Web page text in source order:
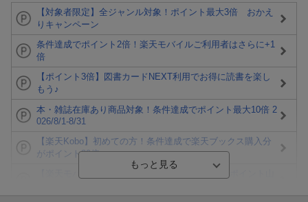
【対象者限定】全ジャンル対象！ポイント最大3倍 おかえ
りキャンペーン
条件達成でポイント2倍！楽天モバイルご利用者はさらに+1
倍
【ポイント3倍】図書カードNEXT利用でお得に読書を楽し
もう♪
本・雑誌在庫あり商品対象！条件達成でポイント最大10倍 2
026/8/1-8/31
【楽天Kobo】初めての方！条件達成で楽天ブックス購入分
がポイント20倍